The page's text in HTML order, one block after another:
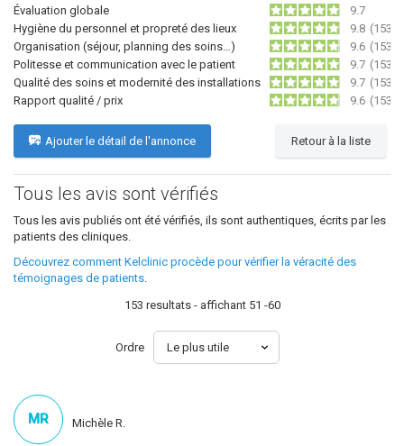
Évaluation globale
9.7
Hygiène du personnel et propreté des lieux
9.8 (153)
Organisation (séjour, planning des soins…)
9.6 (153)
Politesse et communication avec le patient
9.7 (153)
Qualité des soins et modernité des installations
9.7 (153)
Rapport qualité / prix
9.6 (153)
Ajouter le détail de l'annonce Retour à la liste
Tous les avis sont vérifiés
Tous les avis publiés ont été vérifiés, ils sont authentiques, écrits par les
patients des cliniques.
Découvrez comment Kelclinic procède pour vérifier la véracité des
témoignages de patients
153 resultats - affichant 51 -60
Ordre
MR Michèle R.